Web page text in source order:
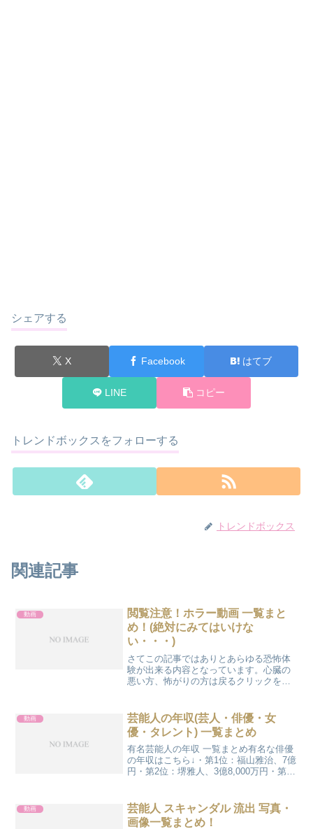
シェアする
X Facebook はてブ
LINE コピー
トレンドボックスをフォローする
トレンドボックス
関連記事
動画
閲覧注意！ホラー動画 一覧まと
め！(絶対にみてはいけな
い・・・)
さてこの記事ではありとあらゆる恐怖体
験が出来る内容となっています。心臓の
悪い方、怖がりの方は戻るクリックをし
怖いwebマンガ怖いの知らずという方だ
けクリックしてみて下さ...
動画
芸能人の年収(芸人・俳優・女
優・タレント) 一覧まとめ
有名芸能人の年収 一覧まとめ有名な俳優
の年収はこちら↓・第1位：福山雅治、7億
円・第2位：堺雅人、3億8,000万円・第3
万円・第6位：渡辺謙、1億円・...
動画
芸能人 スキャンダル 流出 写真・
画像一覧まとめ！